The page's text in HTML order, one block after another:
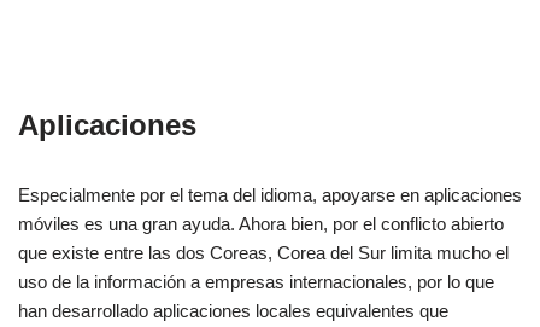
Aplicaciones
Especialmente por el tema del idioma, apoyarse en aplicaciones
móviles es una gran ayuda. Ahora bien, por el conflicto abierto
que existe entre las dos Coreas, Corea del Sur limita mucho el
uso de la información a empresas internacionales, por lo que
han desarrollado aplicaciones locales equivalentes que